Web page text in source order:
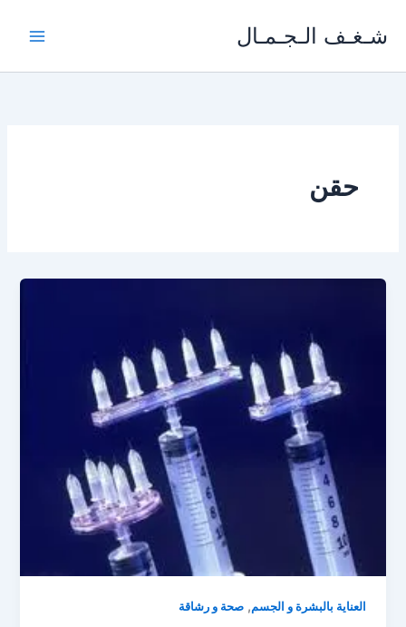
شـغـف الـجـمـال
حقن
العناية بالبشرة و الجسم,صحة و رشاقة